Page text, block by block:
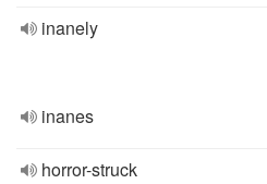
inanely
inanes
horror-struck